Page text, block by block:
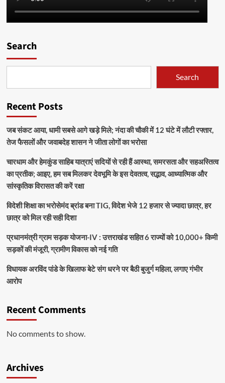
Search
Search
Recent Posts
जब संकट आया, धामी सबसे आगे खड़े मिले; नंदा की चौकी में 12 घंटे में लौटी रफ्तार,
तेज फैसलों और जवाबदेह शासन ने जीता लोगों का भरोसा
चारधाम और हेमकुंड साहिब यात्राएं सदियों से रही हैं आस्था, समरसता और सहअस्तित्व
का प्रतीक; आइए, हम सब मिलकर देवभूमि के इस देवतत्व, सद्भाव, आध्यात्मिक और
सांस्कृतिक विरासत की करें रक्षा
विदेशी शिक्षा का भरोसेमंद ब्रांड बना TIG, विदेश भेजे 12 हजार से ज्यादा छात्र, हर
छात्र को मिल रही सही दिशा
प्रधानमंत्री ग्राम सड़क योजना-IV : उत्तराखंड सहित 6 राज्यों को 10,000+ किमी
सड़कों की मंजूरी, ग्रामीण विकास को नई गति
विधायक अरविंद पांडे के खिलाफ बेटे संग धरने पर बैठी बुजुर्ग महिला, लगाए गंभीर
आरोप
Recent Comments
No comments to show.
Archives